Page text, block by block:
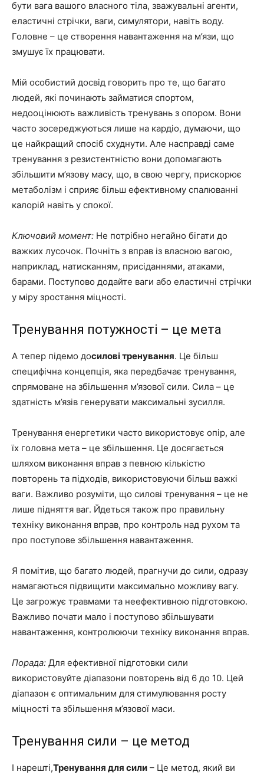
бути вага вашого власного тіла, зважувальні агенти,
еластичні стрічки, ваги, симулятори, навіть воду.
Головне – це створення навантаження на м’язи, що
змушує їх працювати.
Мій особистий досвід говорить про те, що багато
людей, які починають займатися спортом,
недооцінюють важливість тренувань з опором. Вони
часто зосереджуються лише на кардіо, думаючи, що
це найкращий спосіб схуднути. Але насправді саме
тренування з резистентністю вони допомагають
збільшити м’язову масу, що, в свою чергу, прискорює
метаболізм і сприяє більш ефективному спалюванні
калорій навіть у спокої.
Ключовий момент: Не потрібно негайно бігати до
важких лусочок. Почніть з вправ із власною вагою,
наприклад, натисканням, присіданнями, атаками,
барами. Поступово додайте ваги або еластичні стрічки
у міру зростання міцності.
Тренування потужності – це мета
А тепер підемо досилові тренування. Це більш
специфічна концепція, яка передбачає тренування,
спрямоване на збільшення м’язової сили. Сила – це
здатність м’язів генерувати максимальні зусилля.
Тренування енергетики часто використовує опір, але
їх головна мета – це збільшення. Це досягається
шляхом виконання вправ з певною кількістю
повторень та підходів, використовуючи більш важкі
ваги. Важливо розуміти, що силові тренування – це не
лише підняття ваг. Йдеться також про правильну
техніку виконання вправ, про контроль над рухом та
про поступове збільшення навантаження.
Я помітив, що багато людей, прагнучи до сили, одразу
намагаються підвищити максимально можливу вагу.
Це загрожує травмами та неефективною підготовкою.
Важливо почати мало і поступово збільшувати
навантаження, контролюючи техніку виконання вправ.
Порада: Для ефективної підготовки сили
використовуйте діапазони повторень від 6 до 10. Цей
діапазон є оптимальним для стимулювання росту
міцності та збільшення м’язової маси.
Тренування сили – це метод
І нарешті,Тренування для сили – Це метод, який ви